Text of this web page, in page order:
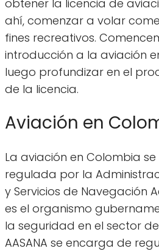
obtener la licencia de
ahí, comenzar a volar
fines recreativos.
introducción a la aviación
luego profundizar en el
de la licencia.
Aviación en
La aviación en Colombia
regulada por la
y Servicios de Navegación
es el organismo
la seguridad en el sector
AASANA se encarga de